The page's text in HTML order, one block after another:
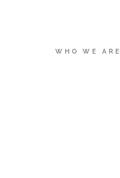
WHO WE ARE